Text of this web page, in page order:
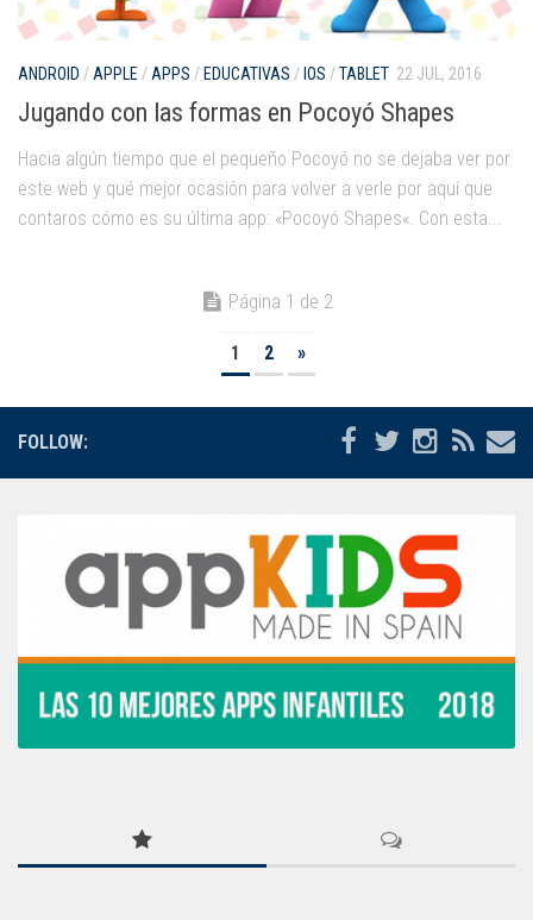
ANDROID / APPLE / APPS / EDUCATIVAS / IOS /TABLET 22 JUL, 2016
Jugando con las formas en Pocoyó Shapes
Hacia algún tiempo que el pequeño Pocoyó no se dejaba ver por
este web y qué mejor ocasión para volver a verle por aquí que
contaros cómo es su última app: «Pocoyó Shapes«. Con esta...
Página 1 de 2
1 2 »
FOLLOW: